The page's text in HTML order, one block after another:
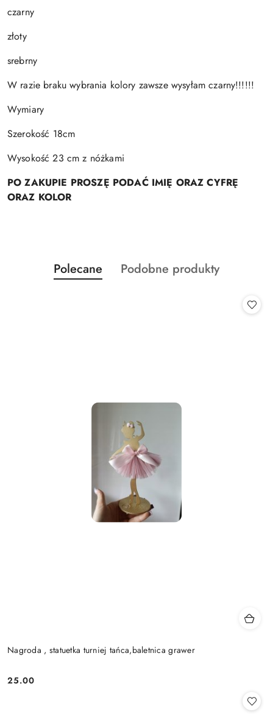
czarny
złoty
srebrny
W razie braku wybrania kolory zawsze wysyłam czarny!!!!!!
Wymiary
Szerokość 18cm
Wysokość 23 cm z nóżkami
PO ZAKUPIE PROSZĘ PODAĆ IMIĘ ORAZ CYFRĘ
ORAZ KOLOR
Pomiń karuzelę produktów
Produkty
o
Polecane
Produkty
Podobne produkty
Nagroda , statuetka turniej tańca,baletnica grawer
Cena:
25.00